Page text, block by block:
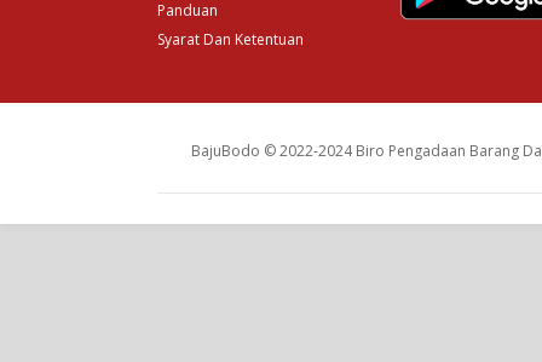
Panduan
Syarat Dan Ketentuan
BajuBodo © 2022-2024 Biro Pengadaan Barang